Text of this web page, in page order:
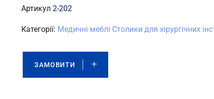
Артикул 2-202
Категорії: Медичні меблі Столики для хірургічних
ЗАМОВИТИ